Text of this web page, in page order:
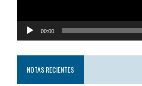
00:00
NOTAS RECIENTES